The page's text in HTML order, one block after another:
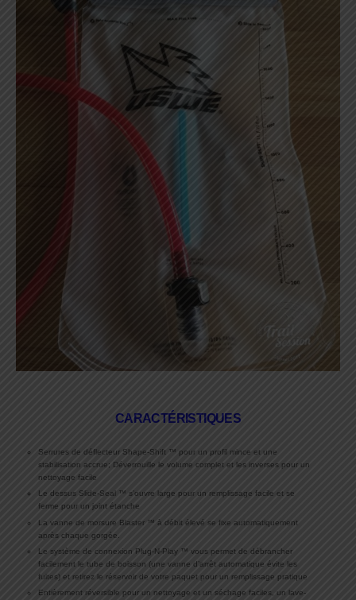
CARACTÉRISTIQUES
Serrures de déflecteur Shape-Shift ™ pour un profil mince et une
stabilisation accrue; Déverrouille le volume complet et les inverses pour un
nettoyage facile
Le dessus Slide-Seal ™ s’ouvre large pour un remplissage facile et se
ferme pour un joint étanche
La vanne de morsure Blaster ™ à débit élevé se fixe automatiquement
après chaque gorgée.
Le système de connexion Plug-N-Play ™ vous permet de débrancher
facilement le tube de boisson (une vanne d’arrêt automatique évite les
fuites) et retirez le réservoir de votre paquet pour un remplissage pratique
Entièrement réversible pour un nettoyage et un séchage faciles, un lave-